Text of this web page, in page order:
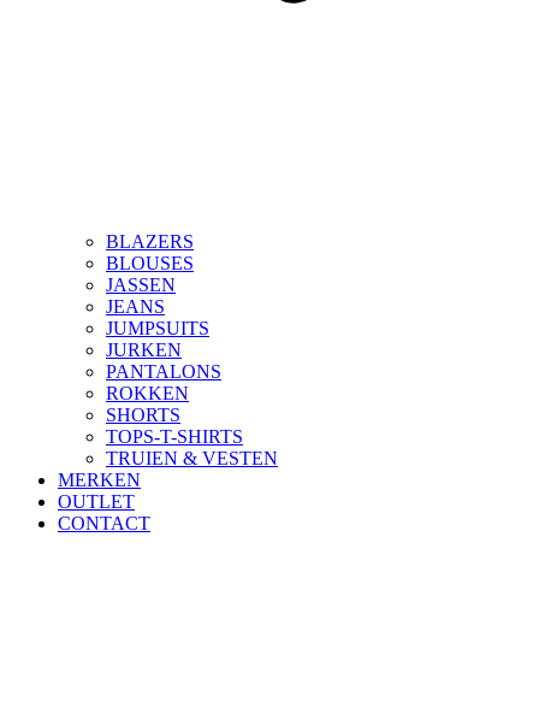
BLAZERS
BLOUSES
JASSEN
JEANS
JUMPSUITS
JURKEN
PANTALONS
ROKKEN
SHORTS
TOPS-T-SHIRTS
TRUIEN & VESTEN
MERKEN
OUTLET
CONTACT